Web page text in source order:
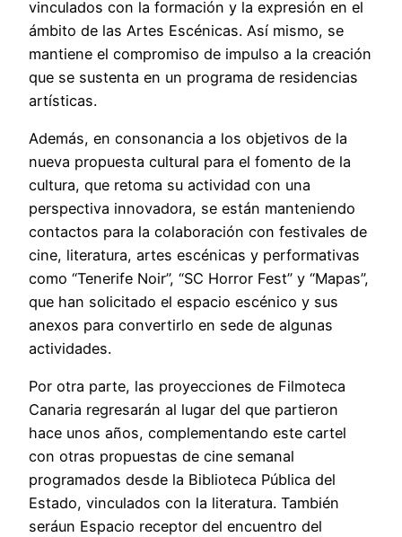
vinculados con la formación y la expresión en el
ámbito de las Artes Escénicas. Así mismo, se
mantiene el compromiso de impulso a la creación
que se sustenta en un programa de residencias
artísticas.
Además, en consonancia a los objetivos de la
nueva propuesta cultural para el fomento de la
cultura, que retoma su actividad con una
perspectiva innovadora, se están manteniendo
contactos para la colaboración con festivales de
cine, literatura, artes escénicas y performativas
como “Tenerife Noir”, “SC Horror Fest” y “Mapas”,
que han solicitado el espacio escénico y sus
anexos para convertirlo en sede de algunas
actividades.
Por otra parte, las proyecciones de Filmoteca
Canaria regresarán al lugar del que partieron
hace unos años, complementando este cartel
con otras propuestas de cine semanal
programados desde la Biblioteca Pública del
Estado, vinculados con la literatura. También
seráun Espacio receptor del encuentro del